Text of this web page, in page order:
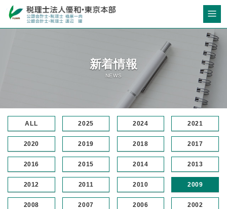
新着情報
NEWS
ALL 2025 2024 2021
2020 2019 2018 2017
2016 2015 2014 2013
2012 2011 2010 2009
2008 2007 2006 2002